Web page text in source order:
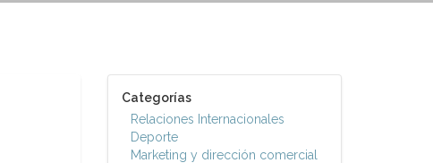
Categorías
Relaciones Internacionales
Deporte
Marketing y dirección comercial